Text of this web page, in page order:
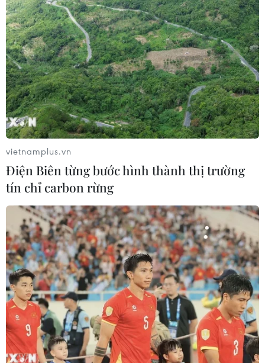
vietnamplus.vn
Điện Biên từng bước hình thành thị trường
tín chỉ carbon rừng